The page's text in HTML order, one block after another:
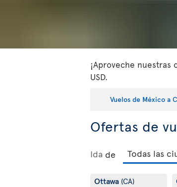
¡Aproveche nuestras
USD.
Vuelos de México a
Ofertas de
Ida de
Ottawa (CA)